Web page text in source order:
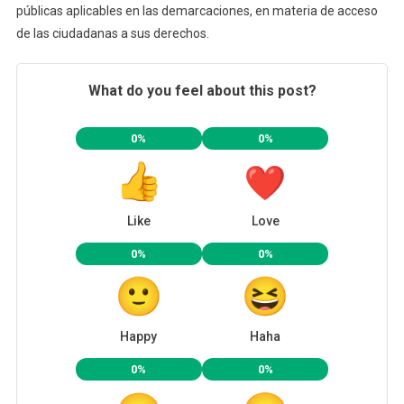
públicas aplicables en las demarcaciones, en materia de acceso
de las ciudadanas a sus derechos.
What do you feel about this post?
0%
Like
0%
Love
0%
Happy
0%
Haha
0% 0%